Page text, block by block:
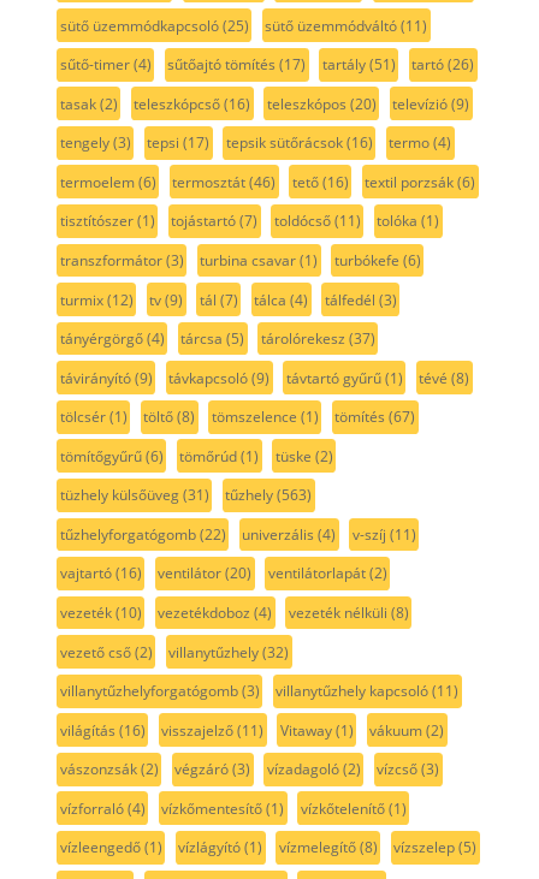
sütő üzemmódkapcsoló(25) sütő üzemmódváltó(11)
sűtő-timer(4) sűtőajtó tömítés (17) tartály(51) tartó(26)
tasak(2) teleszkópcső(16) teleszkópos (20) televízió(9)
tengely(3) tepsi (17) tepsik sütőrácsok(16) termo(4)
termoelem(6) termosztát(46) tető(16) textil porzsák(6)
tisztítószer(1) tojástartó(7) toldócső(11) tolóka (1)
transzformátor(3) turbina csavar(1) turbókefe (6)
turmix(12) tv(9) tál (7) tálca (4) tálfedél (3)
tányérgörgő(4) tárcsa (5) tárolórekesz (37)
távirányító(9) távkapcsoló(9) távtartó gyűrű(1) tévé (8)
tölcsér(1) töltő(8) tömszelence (1) tömítés (67)
tömítőgyűrű(6) tömőrúd(1) tüske (2)
tüzhely külsőüveg(31) tűzhely(563)
tűzhelyforgatógomb(22) univerzális (4) v-szíj (11)
vajtartó(16) ventilátor(20) ventilátorlapát(2)
vezeték(10) vezetékdoboz (4) vezeték nélküli (8)
vezető cső(2) villanytűzhely(32)
villanytűzhelyforgatógomb(3) villanytűzhely kapcsoló(11)
világítás (16) visszajelző(11) Vitaway(1) vákuum(2)
vászonzsák(2) végzáró(3) vízadagoló(2) vízcső(3)
vízforraló(4) vízkőmentesítő(1) vízkőtelenítő(1)
vízleengedő(1) vízlágyító(1) vízmelegítő(8) vízszelep(5)